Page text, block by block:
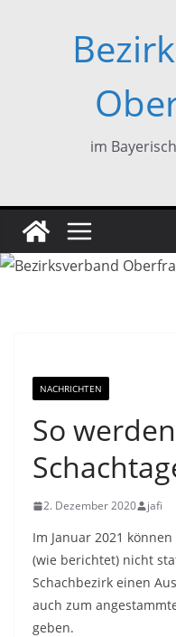
im
NACHRICHTEN
So
2. Dezember 2020 jafi
Im Januar 2021
(wie berichtet) nicht
Schachbezirk einen
auch zum
geben.